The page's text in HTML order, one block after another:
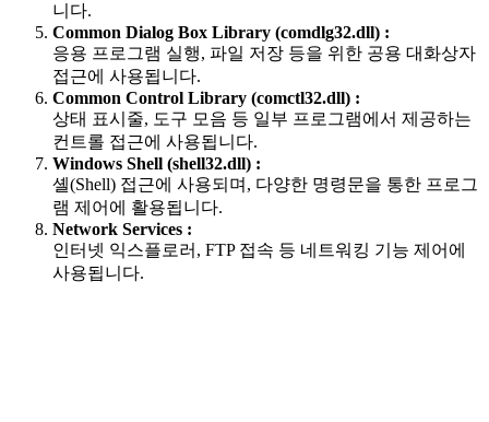
니다.
Common Dialog Box Library (comdlg32.dll) :
응용 프로그램 실행, 파일 저장 등을 위한 공용 대화상자
접근에 사용됩니다.
Common Control Library (comctl32.dll) :
상태 표시줄, 도구 모음 등 일부 프로그램에서 제공하는
컨트롤 접근에 사용됩니다.
Windows Shell (shell32.dll) :
셸(Shell) 접근에 사용되며, 다양한 명령문을 통한 프로그
램 제어에 활용됩니다.
Network Services :
인터넷 익스플로러, FTP 접속 등 네트워킹 기능 제어에
사용됩니다.